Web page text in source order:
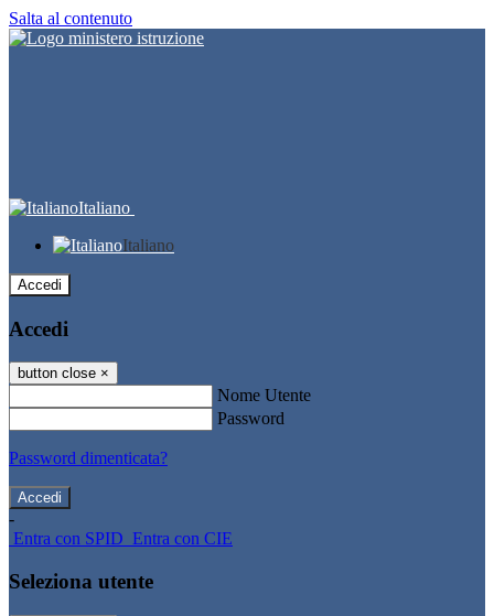
Salta al contenuto
Italiano
Italiano
Accedi
Accedi
button close ×
Nome Utente
Password
Password dimenticata?
-
Entra con SPID Entra con CIE
Seleziona utente